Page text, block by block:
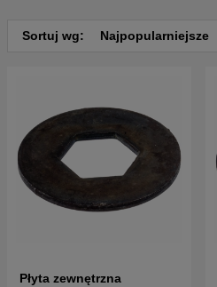
Sortuj wg: Najpopularniejsze
Płyta zewnętrzna